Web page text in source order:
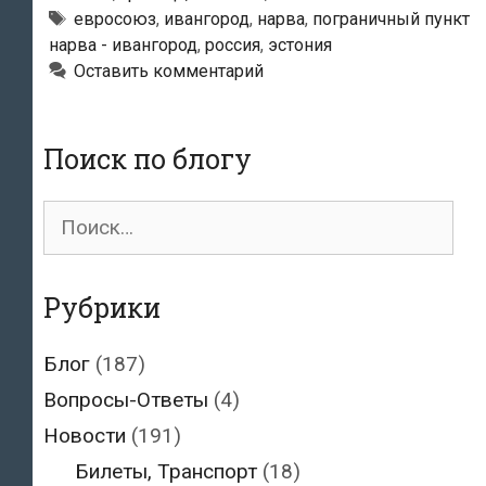
автомобилей
стоят
в
пересечение
границы
Эстонией
Метки
евросоюз, ивангород, нарва, пограничный пункт
нарва - ивангород, россия, эстония
Оставить комментарий
Поиск по блогу
Рубрики
Блог (187)
Вопросы-Ответы (4)
Новости (191)
Билеты, Транспорт(18)